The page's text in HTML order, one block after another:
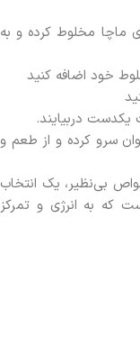
ماچا مخلوط کرده و به
یکدست دربیایند.
سرو کرده و از طعم و
بی‌نظیر، یک انتخاب
که به انرژی و تمرکز